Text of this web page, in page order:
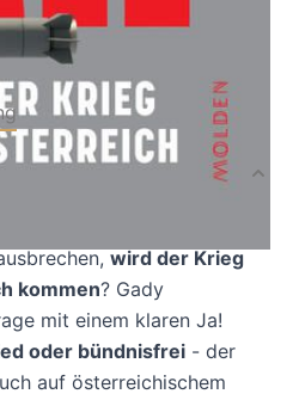
wird der Krieg
kommen? Gady
mit einem klaren Ja!
oder bündnisfrei - der
auf österreichischem